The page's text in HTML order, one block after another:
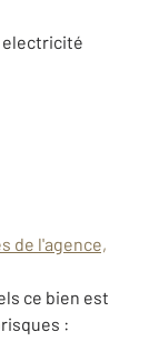
electricité
de l'agence,
ce bien est
: